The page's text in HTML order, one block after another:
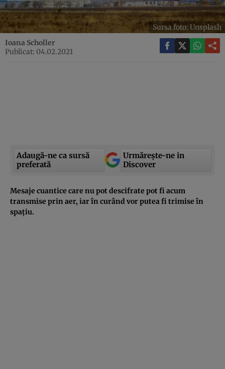
Sursa foto: Unsplash
Ioana Scholler
Publicat: 04.02.2021
Adaugă-ne ca sursă
preferată
Urmărește-ne in
Discover
Mesaje cuantice care nu pot descifrate pot fi acum
transmise prin aer, iar în curând vor putea fi trimise în
spațiu.